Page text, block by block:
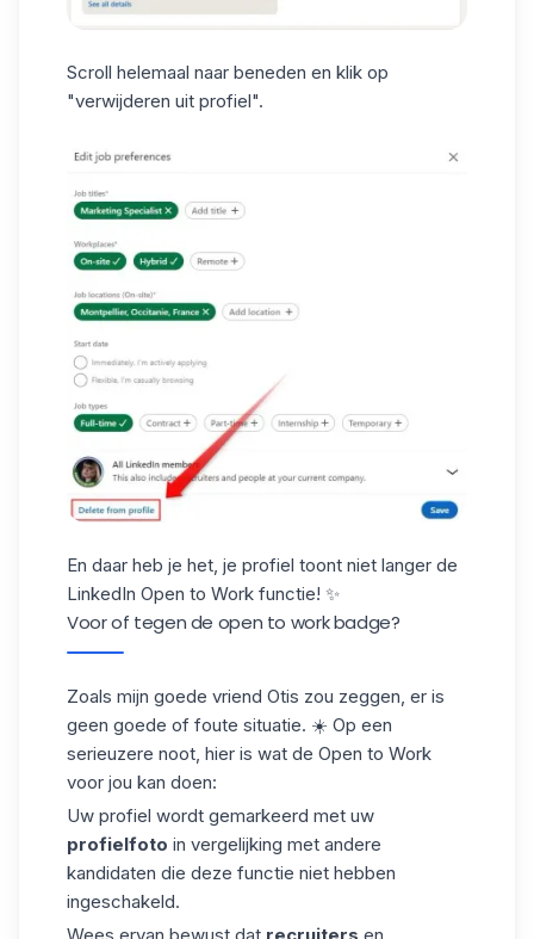
Scroll helemaal naar beneden en klik op
"verwijderen uit profiel".
En daar heb je het, je profiel toont niet langer de
LinkedIn Open to Work functie! ✨
Voor of tegen de open to work badge?
Zoals mijn goede vriend Otis zou zeggen, er is
geen goede of foute situatie. ☀️ Op een
serieuzere noot, hier is wat de Open to Work
voor jou kan doen:
Uw profiel wordt gemarkeerd met uw
profielfoto in vergelijking met andere
kandidaten die deze functie niet hebben
ingeschakeld.